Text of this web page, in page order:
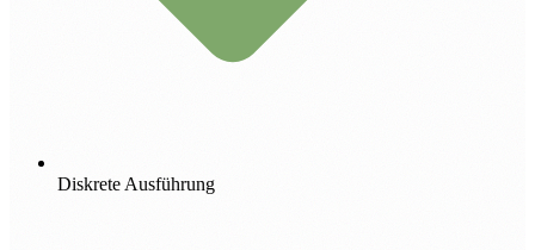
Diskrete Ausführung